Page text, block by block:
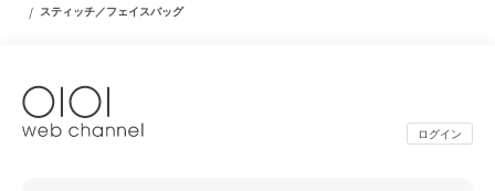
/ スティッチ／フェイスバッグ
ログイン